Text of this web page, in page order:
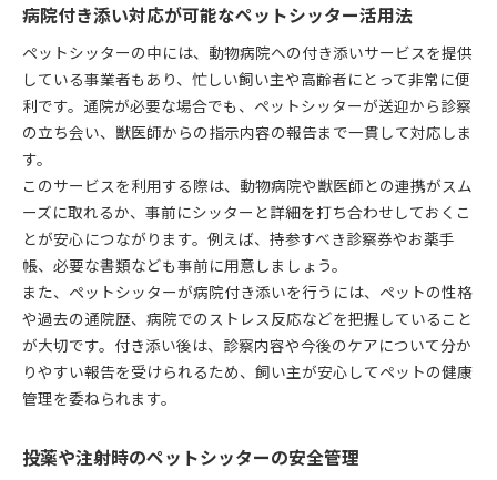
病院付き添い対応が可能なペットシッター活用法
ペットシッターの中には、動物病院への付き添いサービスを提供
している事業者もあり、忙しい飼い主や高齢者にとって非常に便
利です。通院が必要な場合でも、ペットシッターが送迎から診察
の立ち会い、獣医師からの指示内容の報告まで一貫して対応しま
す。
このサービスを利用する際は、動物病院や獣医師との連携がスム
ーズに取れるか、事前にシッターと詳細を打ち合わせしておくこ
とが安心につながります。例えば、持参すべき診察券やお薬手
帳、必要な書類なども事前に用意しましょう。
また、ペットシッターが病院付き添いを行うには、ペットの性格
や過去の通院歴、病院でのストレス反応などを把握していること
が大切です。付き添い後は、診察内容や今後のケアについて分か
りやすい報告を受けられるため、飼い主が安心してペットの健康
管理を委ねられます。
投薬や注射時のペットシッターの安全管理